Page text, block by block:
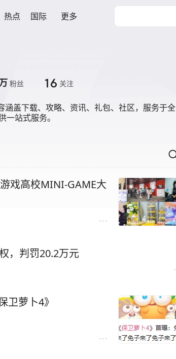
热点 国际 更多
粉丝 16 关注
涵盖下载、攻略、资讯、礼包、社区，服务于全
一站式服务。
戏高校MINI-GAME大
，判罚20.2万元
卫萝卜4》